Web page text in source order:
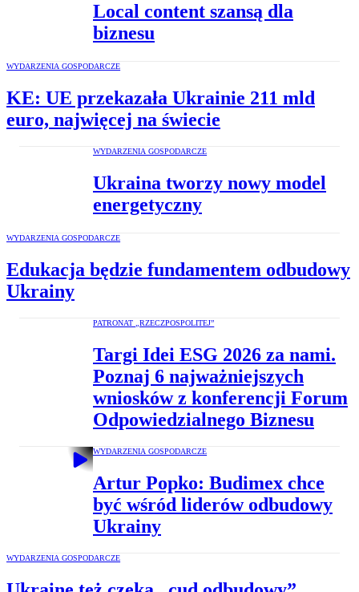
Local content szansą dla
biznesu
WYDARZENIA GOSPODARCZE
KE: UE przekazała Ukrainie 211 mld
euro, najwięcej na świecie
WYDARZENIA GOSPODARCZE
Ukraina tworzy nowy model
energetyczny
WYDARZENIA GOSPODARCZE
Edukacja będzie fundamentem odbudowy
Ukrainy
PATRONAT „RZECZPOSPOLITEJ”
Targi Idei ESG 2026 za nami.
Poznaj 6 najważniejszych
wniosków z konferencji Forum
Odpowiedzialnego Biznesu
WYDARZENIA GOSPODARCZE
Artur Popko: Budimex chce
być wśród liderów odbudowy
Ukrainy
WYDARZENIA GOSPODARCZE